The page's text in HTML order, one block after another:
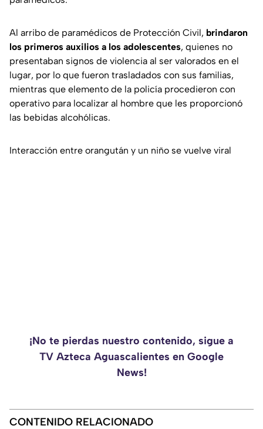
Al arribo de paramédicos de Protección Civil, brindaron
los primeros auxilios a los adolescentes, quienes no
presentaban signos de violencia al ser valorados en el
lugar, por lo que fueron trasladados con sus familias,
mientras que elemento de la policía procedieron con
operativo para localizar al hombre que les proporcionó
las bebidas alcohólicas.
Interacción entre orangután y un niño se vuelve viral
¡No te pierdas nuestro contenido, sigue a
TV Azteca Aguascalientes en Google
News!
CONTENIDO RELACIONADO